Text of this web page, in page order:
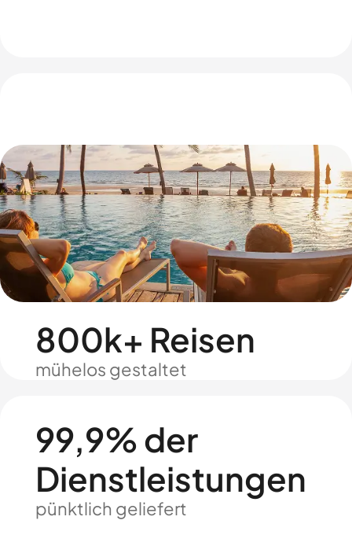
800k+ Reisen
mühelos gestaltet
99,9% der
Dienstleistungen
pünktlich geliefert